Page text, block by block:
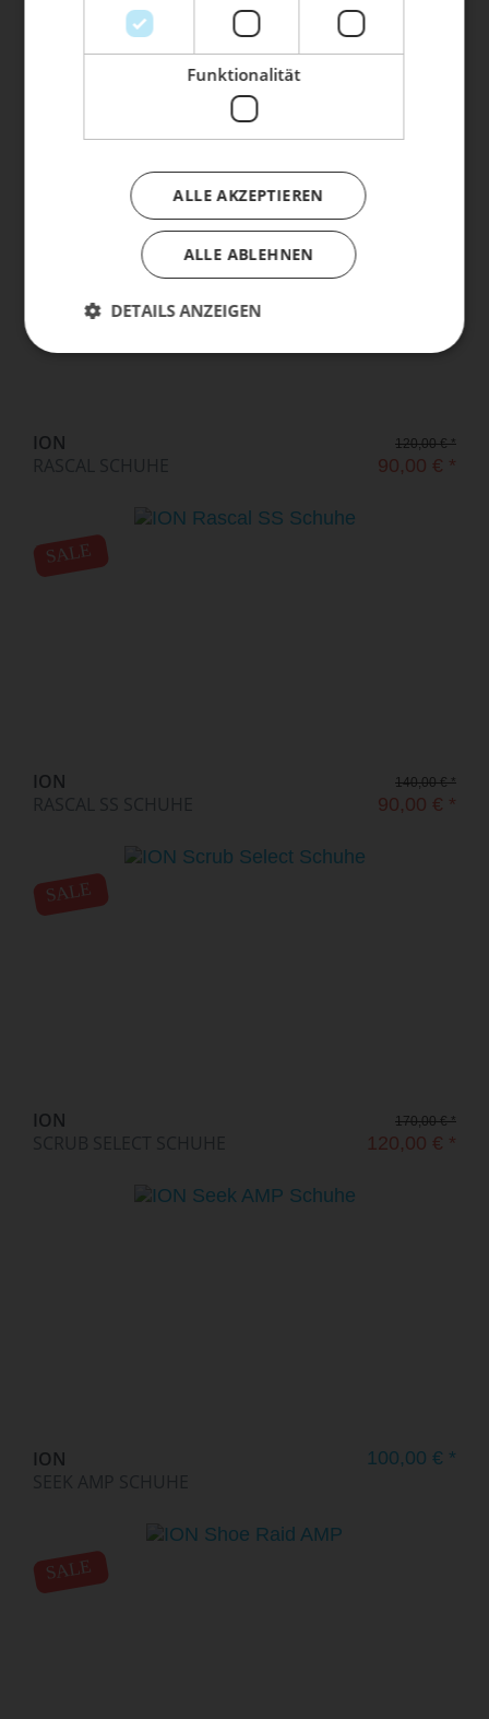
ION
RASCAL SCHUHE
120,00 € *
90,00 € *
SALE
ION
RASCAL SS SCHUHE
140,00 € *
90,00 € *
SALE
ION
SCRUB SELECT SCHUHE
170,00 € *
120,00 € *
ION
SEEK AMP SCHUHE
100,00 € *
SALE
Dein Bike braucht Service, Wartung
oder ein Update?
Buche dir jetzt deinen Termin.
Funktionalität
ALLE AKZEPTIEREN
ALLE ABLEHNEN
DETAILS ANZEIGEN